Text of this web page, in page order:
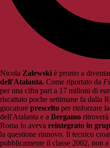
Nicola Zalewski è pronto a
dell'Atalanta. Come riportato da
per una cifra pari a 17 milioni di
riscattato poche settimane fa dalla
giocatore prescelto per rinforzare
dell'Atalanta e a Bergamo
Roma lo aveva reintegrato in
la questione rinnovo. Il tecnico
pubblicamente il classe 2002, non